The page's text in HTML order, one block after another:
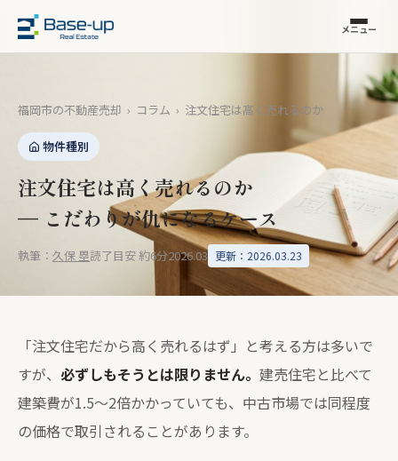
メニュー
福岡市の不動産売却 › コラム › 注文住宅は高く売れるのか
物件種別
注文住宅は高く売れるのか
— こだわりが仇になるケース
執筆： 久保 塁読了目安 約6分2026.03 更新：2026.03.23
「注文住宅だから高く売れるはず」と考える方は多いで
すが、 必ずしもそうとは限りません。 建売住宅と比べて
建築費が1.5〜2倍かかっていても、中古市場では同程度
の価格で取引されることがあります。